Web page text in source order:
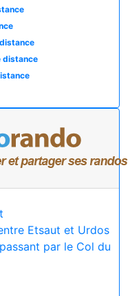
distance
Etsaut et Urdos
par le Col du